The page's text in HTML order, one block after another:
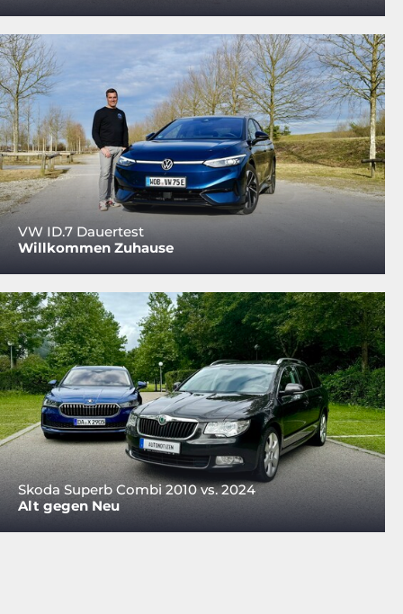
VW ID.7 Dauertest
Willkommen Zuhause
Skoda Superb Combi 2010 vs. 2024
Alt gegen Neu